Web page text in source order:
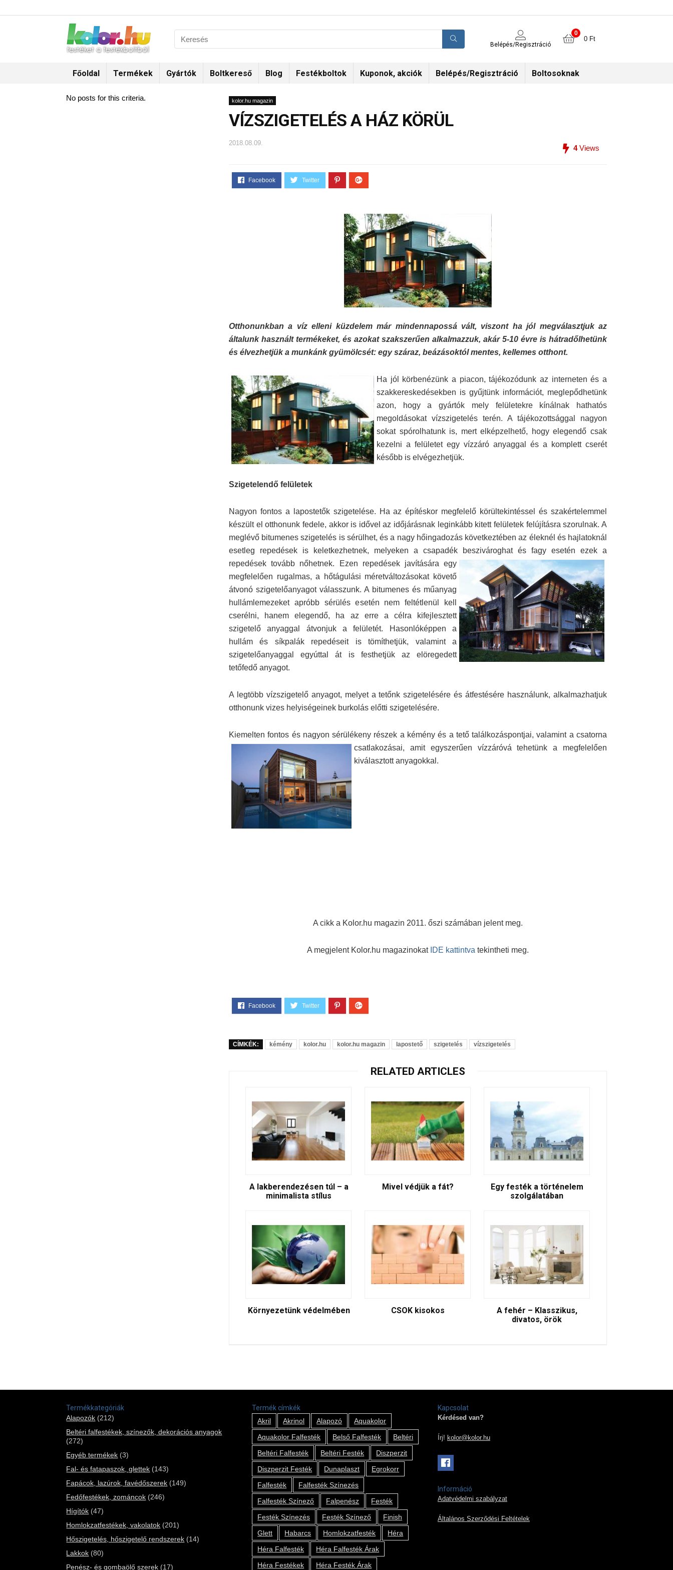
Belépés/Regisztráció
0
0 Ft
Főoldal Termékek Gyártók Boltkereső Blog Festékboltok Kuponok, akciók Belépés/Regisztráció Boltosoknak
kolor.hu magazin
VÍZSZIGETELÉS A HÁZ KÖRÜL
2018.08.09.
4Views
Otthonunkban a víz elleni küzdelem már mindennapossá vált, viszont ha jól megválasztjuk az
általunk használt termékeket, és azokat szakszerűen alkalmazzuk, akár 5-10 évre is hátradőlhetünk
és élvezhetjük a munkánk gyümölcsét: egy száraz, beázásoktól mentes, kellemes otthont.
Ha jól körbenézünk a piacon, tájékozódunk az interneten és a
szakkereskedésekben is gyűjtünk információt, meglepődhetünk
azon, hogy a gyártók mely felületekre kínálnak hathatós
megoldásokat vízszigetelés terén. A tájékozottsággal nagyon
sokat spórolhatunk is, mert elképzelhető, hogy elegendő csak
kezelni a felületet egy vízzáró anyaggal és a komplett cserét
később is elvégezhetjük.
Szigetelendő felületek
Nagyon fontos a lapostetők szigetelése. Ha az építéskor megfelelő körültekintéssel és szakértelemmel
készült el otthonunk fedele, akkor is idővel az időjárásnak leginkább kitett felületek felújításra szorulnak. A
meglévő bitumenes szigetelés is sérülhet, és a nagy hőingadozás következtében az éleknél és hajlatoknál
esetleg repedések is keletkezhetnek, melyeken a csapadék beszivároghatés fagy esetén ezek a
repedések tovább nőhetnek. Ezen repedések javítására egy
megfelelően rugalmas, a hőtágulási méretváltozásokat követő
átvonó szigetelőanyagot válasszunk. A bitumenes és műanyag
hullámlemezeket apróbb sérülés esetén nem feltétlenül kell
cserélni, hanem elegendő, ha az erre a célra kifejlesztett
szigetelő anyaggal átvonjuk a felületét. Hasonlóképpen a
hullám és síkpalák repedéseit is tömíthetjük, valamint a
szigetelőanyaggal egyúttal át is festhetjük az elöregedett
tetőfedő anyagot.
A legtöbb vízszigetelő anyagot, melyet a tetőnk szigetelésére és átfestésére használunk, alkalmazhatjuk
otthonunk vizes helyiségeinek burkolás előtti szigetelésére.
Kiemelten fontos és nagyon sérülékeny részek a kémény és a tető találkozáspontjai, valamint a csatorna
csatlakozásai, amit egyszerűen vízzáróvá tehetünk a megfelelően
kiválasztott anyagokkal.
A cikk a Kolor.hu magazin 2011. őszi számában jelent meg.
A megjelent Kolor.hu magazinokat IDE kattintva tekintheti meg.
CÍMKÉK: kémény kolor.hu kolor.hu magazin lapostető szigetelés vízszigetelés
RELATED ARTICLES
A lakberendezésen túl – a
minimalista stílus
Mivel védjük a fát?
Egy festék a történelem
szolgálatában
Környezetünk védelmében CSOK kisokos
A fehér – Klasszikus,
divatos, örök
No posts for this criteria.
Termékkategóriák
Alapozók (212)
Beltéri falfestékek, színezők, dekorációs anyagok
(272)
Egyéb termékek (3)
Fal- és fatapaszok, glettek (143)
Fapácok, lazúrok, favédőszerek (149)
Fedőfestékek, zománcok (246)
Hígítók (47)
Homlokzatfestékek, vakolatok (201)
Hőszigetelés, hőszigetelő rendszerek (14)
Lakkok (80)
Penész- és gombaölő szerek (17)
Termék címkék
Akril
Akrinol Alapozó
Aquakolor
Aquakolor Falfesték
Belső Falfesték
Beltéri
Beltéri Falfesték
Beltéri Festék
Diszperzit
Diszperzit Festék
Dunaplaszt
Egrokorr
Falfesték
Falfesték Színezés
Falfesték Színező
Falpenész
Festék
Festék Színezés
Festék Színező
Finish
Glett
Habarcs Homlokzatfesték
Héra
Héra Falfesték
Héra Falfesték Árak
Héra Festékek
Héra Festék Árak
Kapcsolat
Kérdésed van?
Írj! kolor@kolor.hu
Információ
Adatvédelmi szabályzat
Általános Szerződési Feltételek